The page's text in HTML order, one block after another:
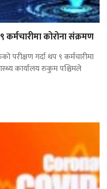
कोरोना संक्रमण
परीक्षण गर्दा थप ९ कर्मचारीमा
कार्यालय रुकुम पश्चिमले